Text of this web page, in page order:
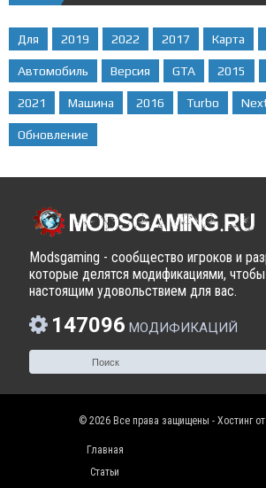
Для 2019 2022 2017 Карта
Автомобиль Версия GTA 2015
2021 Машина 2016 Turbo
Обновление
Modsgaming - сообщество игроков и
которые делятся модификациями,
настоящим удовольствием для вас.
147096 МОДИФИКАЦИЙ
© 2026 Все права защищены - Хостинг
Главная
Статьи